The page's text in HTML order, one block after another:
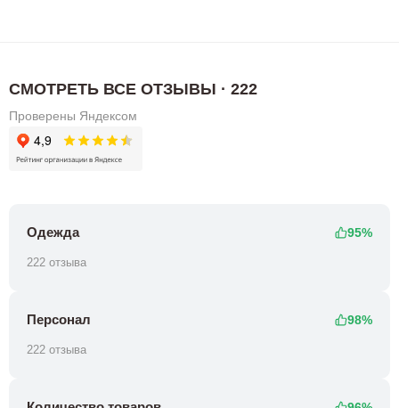
СМОТРЕТЬ ВСЕ ОТЗЫВЫ · 222
Проверены Яндексом
Одежда 95%
222 отзыва
Персонал 98%
222 отзыва